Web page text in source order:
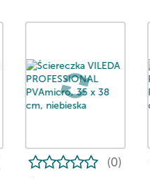
(0)